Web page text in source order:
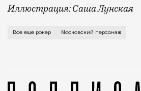
Иллюстрация: Саша Лунская
Вы его точно видели. Вот он
Все еще рокер Московский персонаж